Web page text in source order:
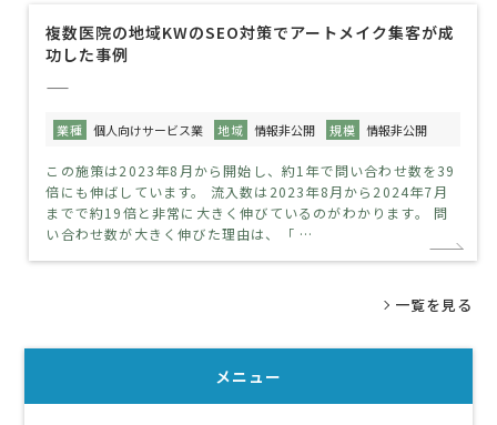
複数医院の地域KWのSEO対策でアートメイク集客が成
功した事例
——
業種 個人向けサービス業 地域 情報非公開 規模 情報非公開
この施策は2023年8月から開始し、約1年で問い合わせ数を39
倍にも伸ばしています。 流入数は2023年8月から2024年7月
までで約19倍と非常に大きく伸びているのがわかります。 問
い合わせ数が大きく伸びた理由は、「 …
一覧を見る
メニュー